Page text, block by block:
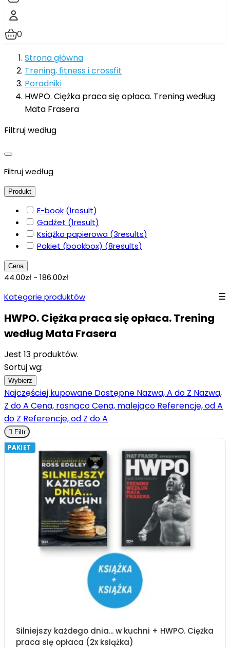
0
Strona główna
Trening, fitness i crossfit
Poradniki
HWPO. Ciężka praca się opłaca. Trening według
Mata Frasera
Filtruj według
Filtruj według
Produkt
E-book (1result)
Gadżet (1result)
Książka papierowa (3results)
Pakiet (bookbox) (8results)
Cena
44.00zł - 186.00zł
Kategorie produktów
HWPO. Ciężka praca się opłaca. Trening
według Mata Frasera
Jest 13 produktów.
Sortuj wg:
Wybierz
Najczęściej kupowane Dostępne Nazwa, A do Z Nazwa,
Z do A Cena, rosnącoCena, malejąco Referencje, od A
do Z Referencje, od Z do A
 Filtr
PAKIET
Silniejszy każdego dnia... w kuchni + HWPO. Ciężka
praca się opłaca (2x książka)